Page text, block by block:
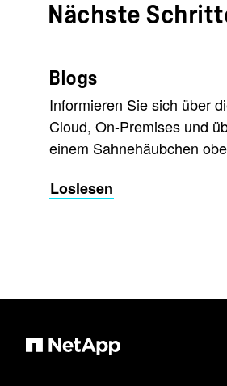
Nächste
Blogs
Informieren Sie sich über
Cloud, On-Premises und
einem Sahnehäubchen
Loslesen